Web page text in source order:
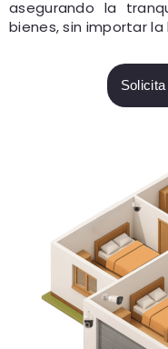
asegurando la
bienes, sin importar la